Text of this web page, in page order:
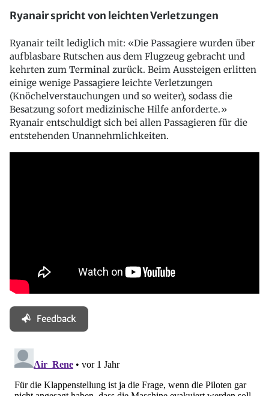
Ryanair spricht von leichten Verletzungen
Ryanair teilt lediglich mit: «Die Passagiere wurden über
aufblasbare Rutschen aus dem Flugzeug gebracht und
kehrten zum Terminal zurück. Beim Aussteigen erlitten
einige wenige Passagiere leichte Verletzungen
(Knöchelverstauchungen und so weiter), sodass die
Besatzung sofort medizinische Hilfe anforderte.»
Ryanair entschuldigt sich bei allen Passagieren für die
entstehenden Unannehmlichkeiten.
Feedback